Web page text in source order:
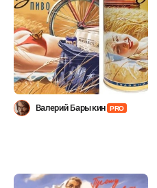
Валерий Барыкин PRO